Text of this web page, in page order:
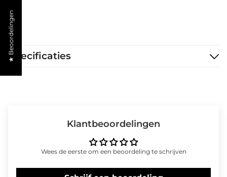
Specificaties
Klantbeoordelingen
Wees de eerste om een beoordeling te schrijven
★ Beoordelingen